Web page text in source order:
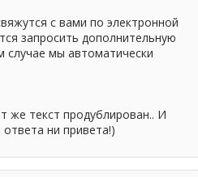
с вами по электронной
запросить дополнительную
мы автоматически
же текст продублирован.. И
ни привета!)